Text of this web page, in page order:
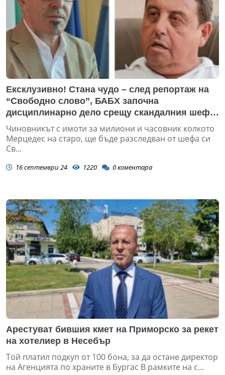
Ексклузивно! Стана чудо – след репортаж на
“Свободно слово”, БАБХ започна
дисциплинарно дело срещу скандалния шеф
на агенцията по храните в Бургас Димитър
Германов! (РАЗСЛЕДВАНЕ)
Чиновникът с имоти за милиони и часовник колкото
Мерцедес на старо, ще бъде разследван от шефа си
Св...
16 септември 24 1220 0коментара
Арестуват бившия кмет на Приморско за рекет
на хотелиер в Несебър
Той платил подкуп от 100 бона, за да остане директор
на Агенцията по храните в Бургас В рамките на с...